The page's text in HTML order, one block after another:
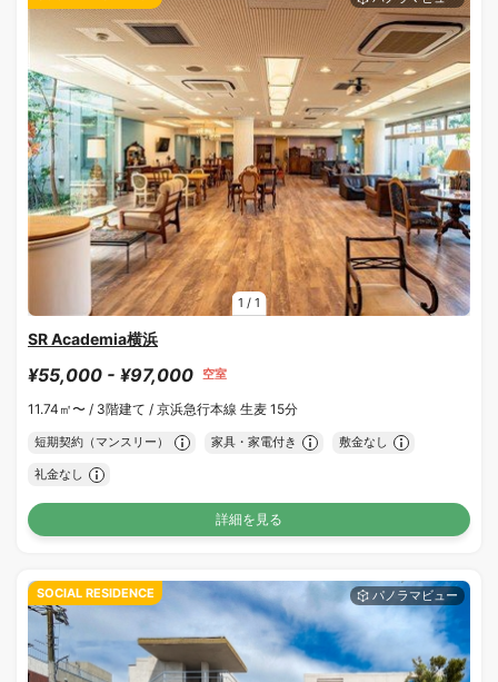
1 / 1
SR Academia横浜
¥55,000 - ¥97,000 空室
11.74㎡〜 / 3階建て / 京浜急行本線 生麦 15分
短期契約（マンスリー） 家具・家電付き 敷金なし
礼金なし
詳細を見る
SOCIAL RESIDENCE